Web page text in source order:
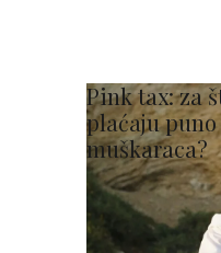
Pink tax: za
plaćaju puno
muškaraca?